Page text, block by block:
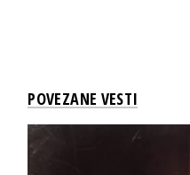
POVEZANE VESTI